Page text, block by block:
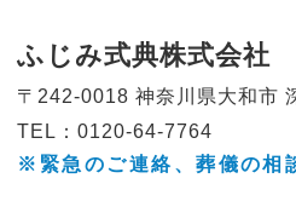
ふじみ式典株式会社
〒242-0018 神奈川県大和市
TEL：0120-64-7764
※緊急のご連絡、葬儀の相